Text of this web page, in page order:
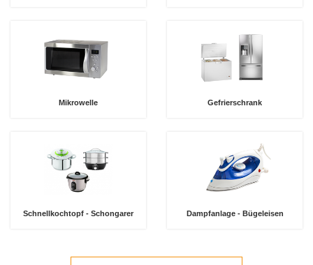
Mikrowelle Gefrierschrank
Schnellkochtopf - Schongarer Dampfanlage - Bügeleisen